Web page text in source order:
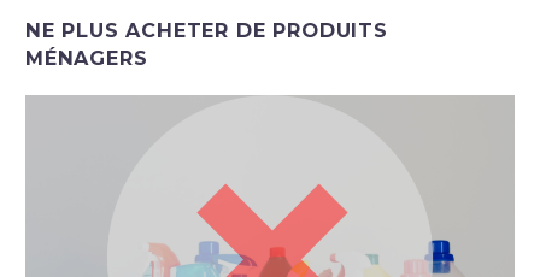
NE PLUS ACHETER DE PRODUITS
MÉNAGERS